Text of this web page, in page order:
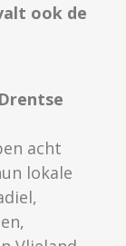
ook de
acht
lokale